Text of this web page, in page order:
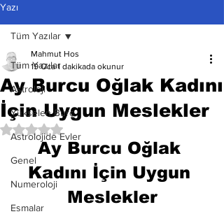
Yazı
Tüm Yazılar
Astroloji
Yükselen Burç
Astrolojide Evler
Genel
Numeroloji
Esmalar
Tüm Yazılar
Ay Burcu Oğlak Kadını
İçin Uygun Meslekler
Mahmut Hos
19 Oca 1 dakikada okunur
5 üzerinden NaN yıldız
Ay Burcu Oğlak
Kadını İçin Uygun
Meslekler